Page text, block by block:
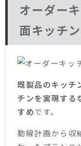
オーダー
面キッチ
既製品のキッチ
チンを実現する
すめです。
動線計画から収